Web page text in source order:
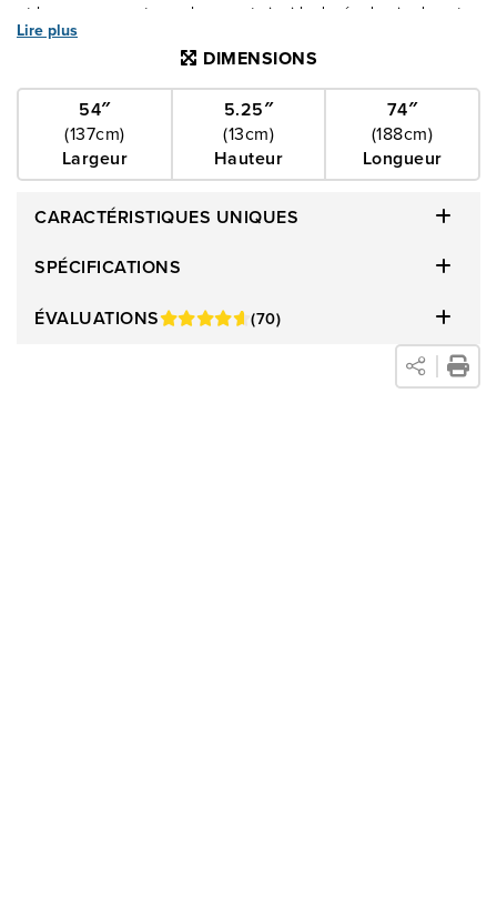
et les mouvements, prolongeant ainsi la durée de vie de votre
matelas. Découvrez le mélange parfait de robustesse et de
pour une nuit de sommeil paisible. Conçu pour répartir
uniformément le poids, notre sommier améliore
considérablement la durabilité du matelas, promettant des
9 po ou notre option à profil bas de 5,5 po, offrant une
polyvalence adaptée à la configuration de votre chambre à
d'une commodité inégalés, pour faire de chaque coucher une
Lire plus
DIMENSIONS
54″
(137cm)
Largeur
5.25″
(13cm)
Hauteur
74″
(188cm)
Longueur
CARACTÉRISTIQUES UNIQUES
SPÉCIFICATIONS
ÉVALUATIONS
(70)